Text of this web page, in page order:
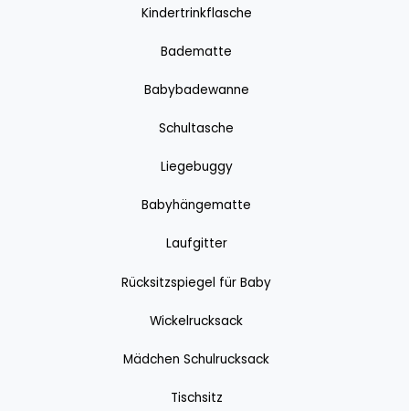
Kindertrinkflasche
Badematte
Babybadewanne
Schultasche
Liegebuggy
Babyhängematte
Laufgitter
Rücksitzspiegel für Baby
Wickelrucksack
Mädchen Schulrucksack
Tischsitz